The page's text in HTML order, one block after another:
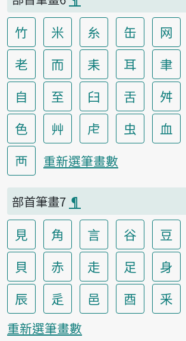
竹 米 糸 缶 网
老
而 耒 耳 聿
自
至 臼 舌 舛
色
艸 虍 虫 血
襾
重新選筆畫數
部首筆畫7 ¶
見 角 言 谷 豆
貝
赤 走 足 身
辰
辵 邑 酉 釆
重新選筆畫數